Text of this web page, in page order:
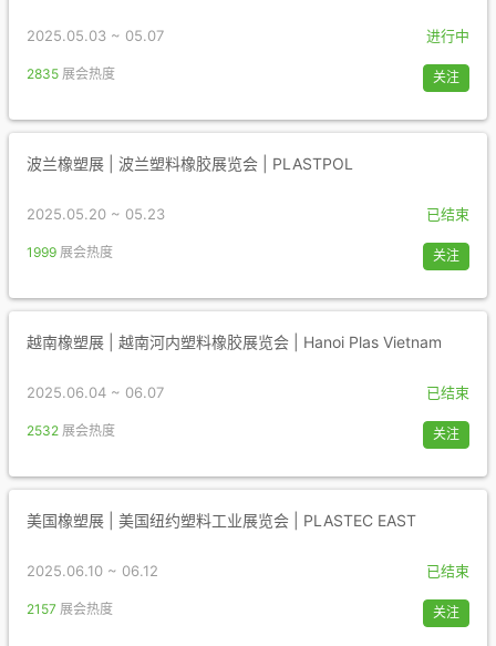
2025.05.03 ~ 05.07 进行中
2835 展会热度 关注
波兰橡塑展 | 波兰塑料橡胶展览会 | PLASTPOL
2025.05.20 ~ 05.23 已结束
1999 展会热度 关注
越南橡塑展 | 越南河内塑料橡胶展览会 | Hanoi Plas Vietnam
2025.06.04 ~ 06.07 已结束
2532 展会热度 关注
美国橡塑展 | 美国纽约塑料工业展览会 | PLASTEC EAST
2025.06.10 ~ 06.12 已结束
2157 展会热度 关注